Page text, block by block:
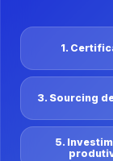
1.
3. Sourcing
5.